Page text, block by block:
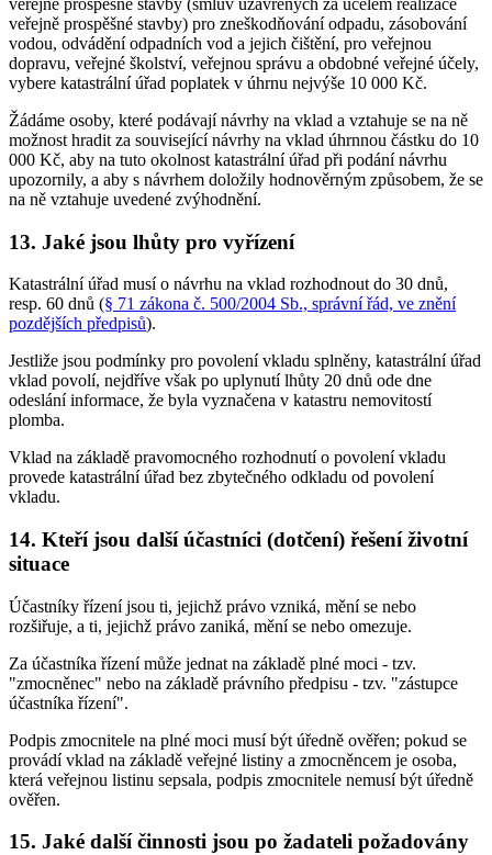
veřejně prospěšné stavby) pro zneškodňování odpadu, zásobování
vodou, odvádění odpadních vod a jejich čištění, pro veřejnou
dopravu, veřejné školství, veřejnou správu a obdobné veřejné účely,
vybere katastrální úřad poplatek v úhrnu nejvýše 10 000 Kč.
Žádáme osoby, které podávají návrhy na vklad a vztahuje se na ně
možnost hradit za související návrhy na vklad úhrnnou částku do 10
000 Kč, aby na tuto okolnost katastrální úřad při podání návrhu
upozornily, a aby s návrhem doložily hodnověrným způsobem, že se
na ně vztahuje uvedené zvýhodnění.
13. Jaké jsou lhůty pro vyřízení
Katastrální úřad musí o návrhu na vklad rozhodnout do 30 dnů,
resp. 60 dnů (§ 71 zákona č. 500/2004 Sb., správní řád, ve znění
pozdějších předpisů).
Jestliže jsou podmínky pro povolení vkladu splněny, katastrální úřad
vklad povolí, nejdříve však po uplynutí lhůty 20 dnů ode dne
odeslání informace, že byla vyznačena v katastru nemovitostí
plomba.
Vklad na základě pravomocného rozhodnutí o povolení vkladu
provede katastrální úřad bez zbytečného odkladu od povolení
vkladu.
14. Kteří jsou další účastníci (dotčení) řešení životní
situace
Účastníky řízení jsou ti, jejichž právo vzniká, mění se nebo
rozšiřuje, a ti, jejichž právo zaniká, mění se nebo omezuje.
Za účastníka řízení může jednat na základě plné moci - tzv.
"zmocněnec" nebo na základě právního předpisu - tzv. "zástupce
účastníka řízení".
Podpis zmocnitele na plné moci musí být úředně ověřen; pokud se
provádí vklad na základě veřejné listiny a zmocněncem je osoba,
která veřejnou listinu sepsala, podpis zmocnitele nemusí být úředně
ověřen.
15. Jaké další činnosti jsou po žadateli požadovány